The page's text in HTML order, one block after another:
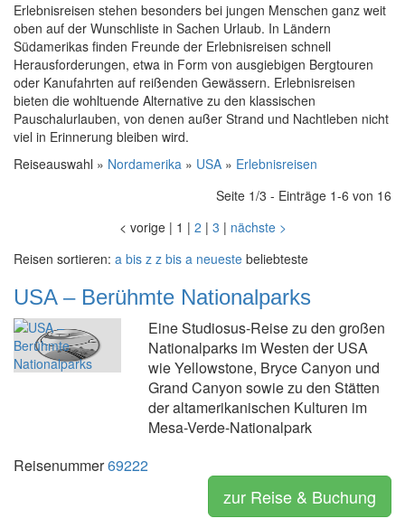
Erlebnisreisen stehen besonders bei jungen Menschen ganz weit
oben auf der Wunschliste in Sachen Urlaub. In Ländern
Südamerikas finden Freunde der Erlebnisreisen schnell
Herausforderungen, etwa in Form von ausgiebigen Bergtouren
oder Kanufahrten auf reißenden Gewässern. Erlebnisreisen
bieten die wohltuende Alternative zu den klassischen
Pauschalurlauben, von denen außer Strand und Nachtleben nicht
viel in Erinnerung bleiben wird.
Reiseauswahl » Nordamerika » USA » Erlebnisreisen
Seite 1/3 - Einträge 1-6 von 16
< vorige | 1 | 2 | 3 | nächste >
Reisen sortieren: a bis z z bis a neueste beliebteste
USA – Berühmte Nationalparks
Eine Studiosus-Reise zu den großen
Nationalparks im Westen der USA
wie Yellowstone, Bryce Canyon und
Grand Canyon sowie zu den Stätten
der altamerikanischen Kulturen im
Mesa-Verde-Nationalpark
Reisenummer69222
zur Reise & Buchung